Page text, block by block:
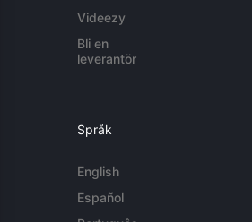
Videezy
Bli en
leverantör
Språk
English
Español